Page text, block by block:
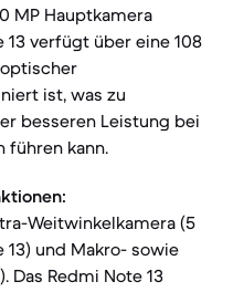
MP Hauptkamera
13 verfügt über eine 108
ist, was zu
besseren Leistung bei
führen kann.
Weitwinkelkamera (5
13) und Makro- sowie
Das Redmi Note 13